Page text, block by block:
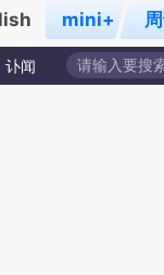
mini+
讣闻